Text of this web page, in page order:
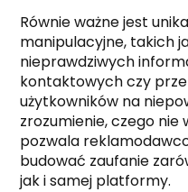
Równie ważne jest
manipulacyjne, takich
nieprawdziwych
kontaktowych czy
użytkowników na
zrozumienie, czego nie
pozwala
budować zaufanie
jak i samej platformy.